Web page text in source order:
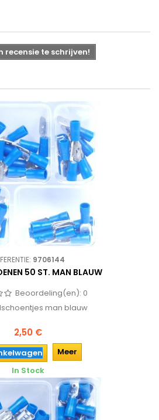
recensie te schrijven!
9706144
50 ST. MAN BLAUW
Beoordeling(en): 0
man blauw
2,50 €
Meer
In Stock